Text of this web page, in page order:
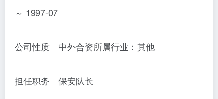
～ 1997-07
公司性质：中外合资所属行业：其他
担任职务：保安队长